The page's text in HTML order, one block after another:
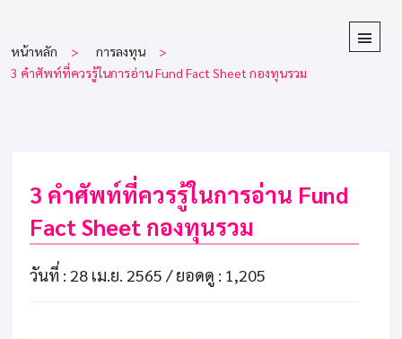
หน้าหลัก
การลงทุน
3 คำศัพท์ที่ควรรู้ในการอ่าน Fund Fact Sheet กองทุนรวม
3 คำศัพท์ที่ควรรู้ในการอ่าน Fund
Fact Sheet กองทุนรวม
วันที่ : 28 เม.ย. 2565 / ยอดดู : 1,205